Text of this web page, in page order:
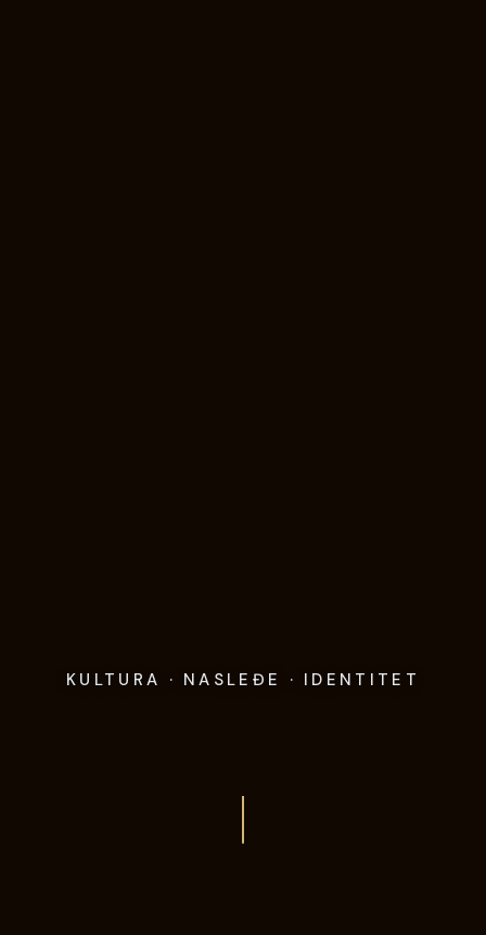
KULTURA · NASLEĐE · IDENTITET